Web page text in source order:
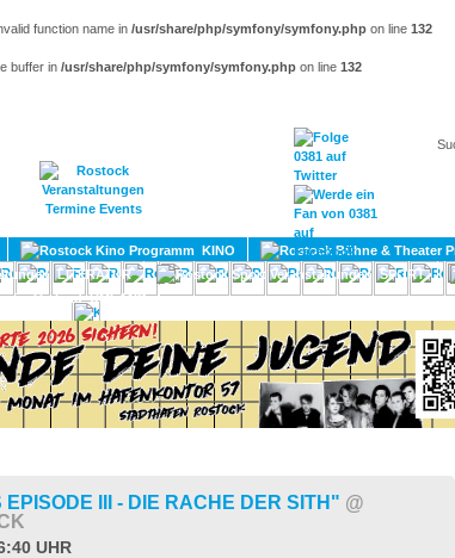
function name in /usr/share/php/symfony/symfony.php on line 132
buffer in /usr/share/php/symfony/symfony.php on line 132
KONTAKT
KINO
LITERATUR SPORT
UMLAND
III - DIE RACHE DER SITH" @
UHR